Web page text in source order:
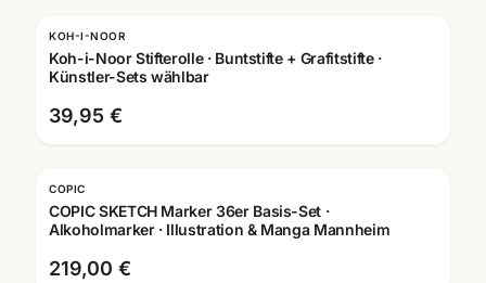
KOH-I-NOOR
Koh-i-Noor Stifterolle · Buntstifte + Grafitstifte ·
Künstler-Sets wählbar
39,95 €
COPIC
COPIC SKETCH Marker 36er Basis-Set ·
Alkoholmarker · Illustration & Manga Mannheim
219,00 €